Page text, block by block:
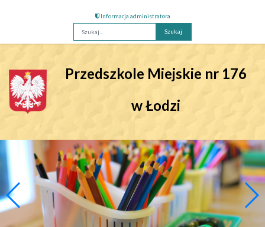
Informacja administratora
Fraza
Przedszkole Miejskie nr 176
w Łodzi